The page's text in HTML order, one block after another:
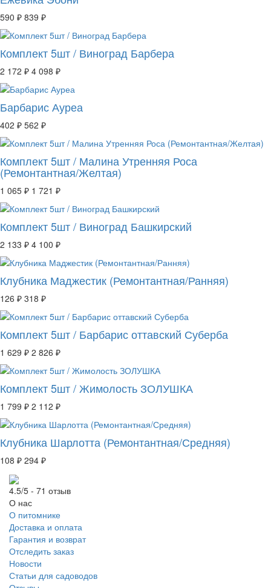
590 ₽ 839 ₽
Комплект 5шт / Виноград Барбера
2 172 ₽ 4 098 ₽
Барбарис Ауреа
402 ₽ 562 ₽
Комплект 5шт / Малина Утренняя Роса
(Ремонтантная/Желтая)
1 065 ₽ 1 721 ₽
Комплект 5шт / Виноград Башкирский
2 133 ₽ 4 100 ₽
Клубника Маджестик (Ремонтантная/Ранняя)
126 ₽ 318 ₽
Комплект 5шт / Барбарис оттавский Суберба
1 629 ₽ 2 826 ₽
Комплект 5шт / Жимолость ЗОЛУШКА
1 799 ₽ 2 112 ₽
Клубника Шарлотта (Ремонтантная/Средняя)
108 ₽ 294 ₽
4.5/5 - 71 отзыв
О нас
О питомнике
Доставка и оплата
Гарантия и возврат
Отследить заказ
Новости
Статьи для садоводов